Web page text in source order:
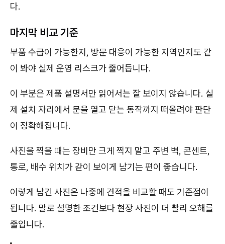
다.
마지막 비교 기준
부품 수급이 가능한지, 방문 대응이 가능한 지역인지도 같
이 봐야 실제 운영 리스크가 줄어듭니다.
이 부분은 제품 설명서만 읽어서는 잘 보이지 않습니다. 실
제 설치 자리에서 문을 열고 닫는 동작까지 떠올려야 판단
이 정확해집니다.
사진을 찍을 때는 장비만 크게 찍지 말고 주변 벽, 콘센트,
통로, 배수 위치가 같이 보이게 남기는 편이 좋습니다.
이렇게 남긴 사진은 나중에 견적을 비교할 때도 기준점이
됩니다. 말로 설명한 조건보다 현장 사진이 더 빨리 오해를
줄입니다.